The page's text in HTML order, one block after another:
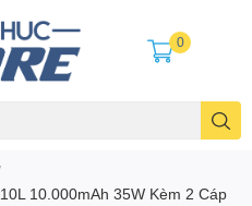
0
10.000mAh 35W Kèm 2 Cáp